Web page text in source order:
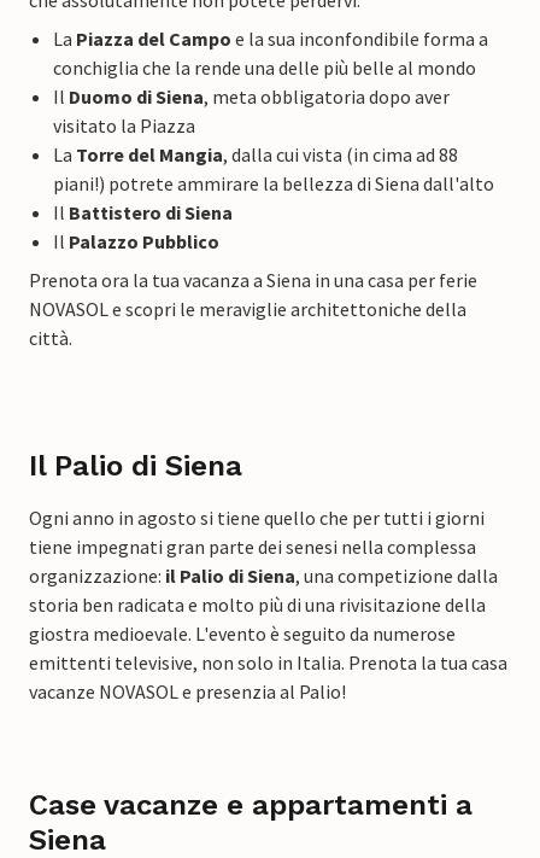
La Piazza del Campo e la sua inconfondibile forma a
conchiglia che la rende una delle più belle al mondo
Il Duomo di Siena, meta obbligatoria dopo aver
visitato la Piazza
La Torre del Mangia, dalla cui vista (in cima ad 88
piani!) potrete ammirare la bellezza di Siena dall'alto
Il Battistero di Siena
Il Palazzo Pubblico
Prenota ora la tua vacanza a Siena in una casa per ferie
NOVASOL e scopri le meraviglie architettoniche della
città.
Il Palio di Siena
Ogni anno in agosto si tiene quello che per tutti i giorni
tiene impegnati gran parte dei senesi nella complessa
organizzazione: il Palio di Siena, una competizione dalla
storia ben radicata e molto più di una rivisitazione della
giostra medioevale. L'evento è seguito da numerose
emittenti televisive, non solo in Italia. Prenota la tua casa
vacanze NOVASOL e presenzia al Palio!
Case vacanze e appartamenti a
Siena